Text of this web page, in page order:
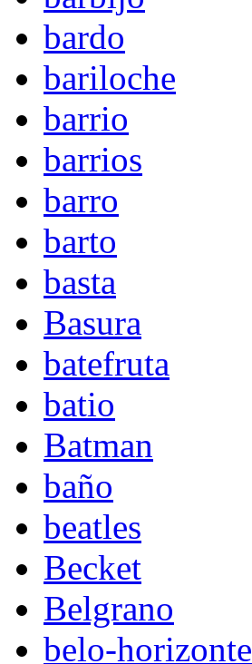
bardo
bariloche
barrio
barrios
barro
barto
basta
Basura
batefruta
batio
Batman
baño
beatles
Becket
Belgrano
belo-horizonte